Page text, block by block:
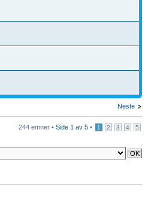
Neste
244 emner • Side 1 av 5 • 1 2 3 4 5